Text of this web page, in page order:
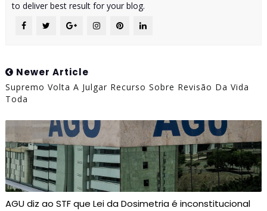
to deliver best result for your blog.
Newer Article
Supremo Volta A Julgar Recurso Sobre Revisão Da Vida
Toda
AGU diz ao STF que Lei da Dosimetria é inconstitucional